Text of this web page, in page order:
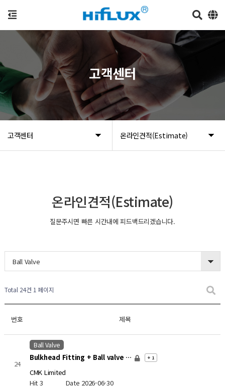
고객센터 온라인견적(Estimate)
고객센터
온라인견적(Estimate)
질문주시면 빠른 시간내에 피드백드리겠습니다.
Ball Valve
Total 24건 1 페이지
번호 제목
24
Ball Valve
Bulkhead Fitting + Ball valve … + 1
CMK Limited
Hit 3 Date 2026-06-30